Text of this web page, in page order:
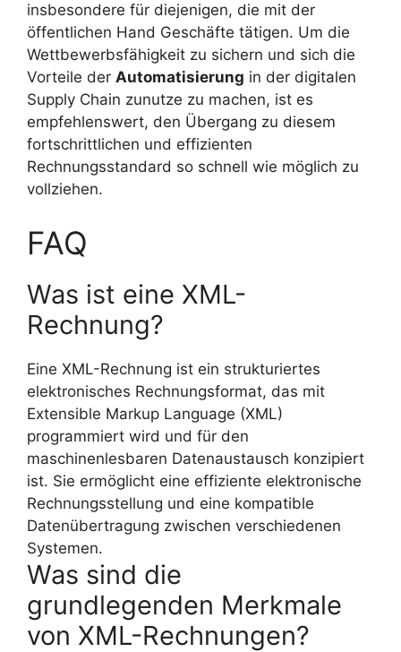
insbesondere für diejenigen, die mit der
öffentlichen Hand Geschäfte tätigen. Um die
Wettbewerbsfähigkeit zu sichern und sich die
Vorteile der Automatisierung in der digitalen
Supply Chain zunutze zu machen, ist es
empfehlenswert, den Übergang zu diesem
fortschrittlichen und effizienten
Rechnungsstandard so schnell wie möglich zu
vollziehen.
FAQ
Was ist eine XML-
Rechnung?
Eine XML-Rechnung ist ein strukturiertes
elektronisches Rechnungsformat, das mit
Extensible Markup Language (XML)
programmiert wird und für den
maschinenlesbaren Datenaustausch konzipiert
ist. Sie ermöglicht eine effiziente elektronische
Rechnungsstellung und eine kompatible
Datenübertragung zwischen verschiedenen
Systemen.
Was sind die
grundlegenden Merkmale
von XML-Rechnungen?